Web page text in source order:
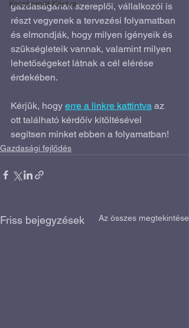
Kecskemét Kártya
gazdaságának szereplői, vállalkozói is
részt vegyenek a tervezési folyamatban
és elmondják, hogy milyen igényeik és
szükségleteik vannak, valamint milyen
lehetőségeket látnak a cél elérése
érdekében.
Kérjük, hogy erre a linkre kattintva az
ott található kérdőív kitöltésével
segítsen minket ebben a folyamatban!
Gazdasági fejlődés
Friss bejegyzések Az összes megtekintése